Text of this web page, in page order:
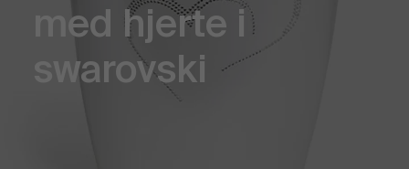
med hjerte i
swarovski